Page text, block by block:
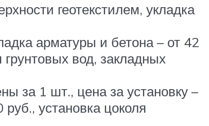
геотекстилем, укладка
арматуры и бетона – от 42
вод, закладных
за 1 шт., цена за установку –
установка цоколя